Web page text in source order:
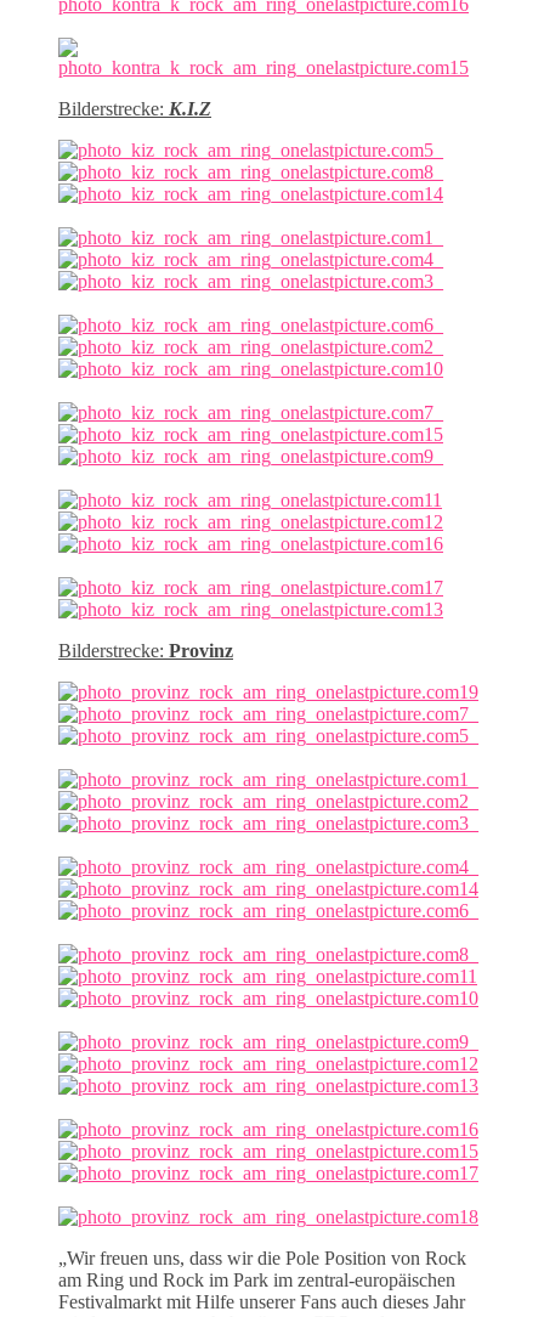
Bilderstrecke: K.I.Z
Bilderstrecke: Provinz
„Wir freuen uns, dass wir die Pole Position von Rock
am Ring und Rock im Park im zentral-europäischen
Festivalmarkt mit Hilfe unserer Fans auch dieses Jahr